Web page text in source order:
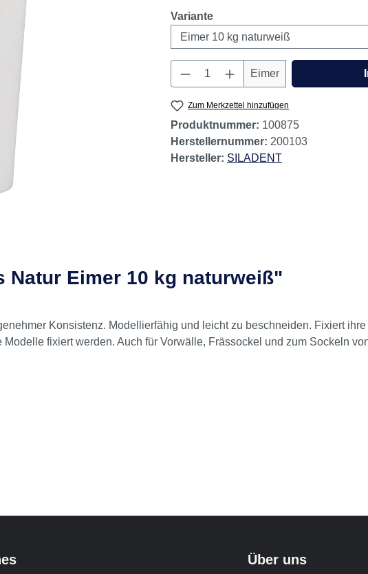
Varianteauswählen
Produkt Anzahl: Gib den
Eimer
Zum Merkzettel hinzufügen
Produktnummer: 100875
Herstellernummer: 200103
Hersteller: SILADENT
Eimer 10 kg naturweiß"
Konsistenz. Modellierfähig und leicht zu beschneiden. Fixiert
fixiert werden. Auch für Vorwälle, Frässockel und zum Sockeln
Über uns